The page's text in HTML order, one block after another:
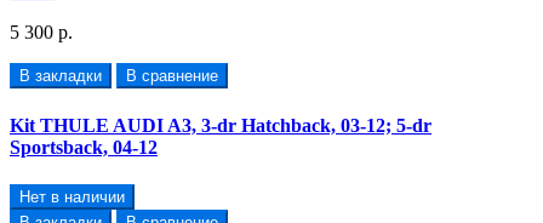
5 300 р.
В закладки В сравнение
Kit THULE AUDI A3, 3-dr Hatchback, 03-12; 5-dr
Sportsback, 04-12
Нет в наличии